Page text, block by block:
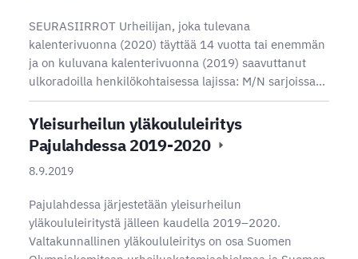
SEURASIIRROT Urheilijan, joka tulevana
kalenterivuonna (2020) täyttää 14 vuotta tai enemmän
ja on kuluvana kalenterivuonna (2019) saavuttanut
ulkoradoilla henkilökohtaisessa lajissa: M/N sarjoissa…
Yleisurheilun yläkoululeiritys
Pajulahdessa 2019-2020
8.9.2019
Pajulahdessa järjestetään yleisurheilun
yläkoululeiritystä jälleen kaudella 2019–2020.
Valtakunnallinen yläkoululeiritys on osa Suomen